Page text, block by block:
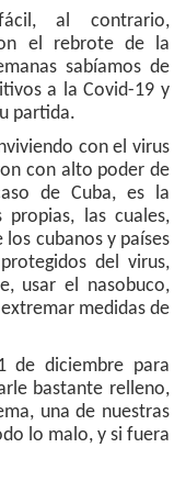
al contrario,
el rebrote de la
sabíamos de
a la Covid-19 y
partida.
con el virus
con alto poder de
de Cuba, es la
propias, las cuales,
cubanos y países
del virus,
usar el nasobuco,
medidas de
de diciembre para
bastante relleno,
una de nuestras
lo malo, y si fuera